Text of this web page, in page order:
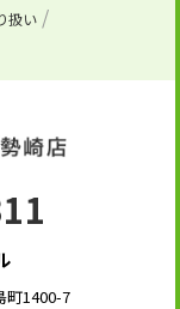
扱い
1400-7